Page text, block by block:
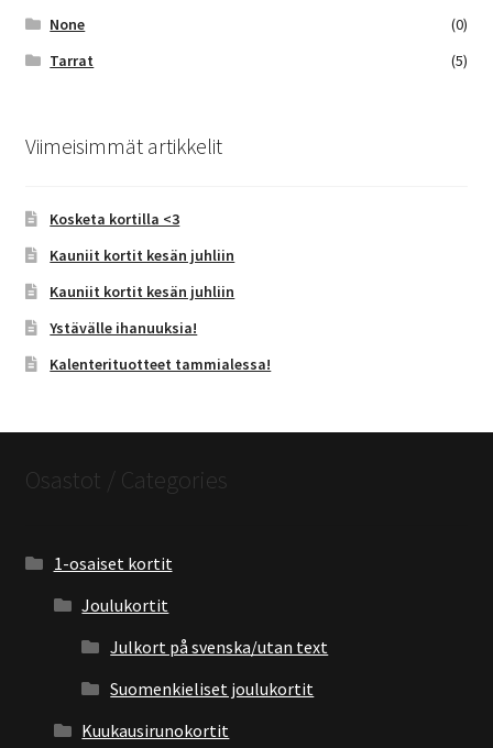
None
(0)
Tarrat
(5)
Viimeisimmät artikkelit
Kosketa kortilla <3
Kauniit kortit kesän juhliin
Kauniit kortit kesän juhliin
Ystävälle ihanuuksia!
Kalenterituotteet tammialessa!
Osastot / Categories
1-osaiset kortit
Joulukortit
Julkort på svenska/utan text
Suomenkieliset joulukortit
Kuukausirunokortit